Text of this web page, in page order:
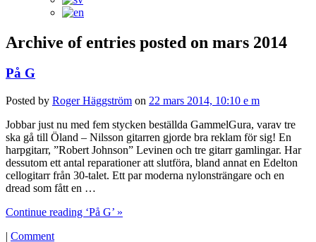
Archive of entries posted on mars 2014
På G
Posted by Roger Häggström on 22 mars 2014, 10:10 e m
Jobbar just nu med fem stycken beställda GammelGura, varav tre
ska gå till Öland – Nilsson gitarren gjorde bra reklam för sig! En
harpgitarr, ”Robert Johnson” Levinen och tre gitarr gamlingar. Har
dessutom ett antal reparationer att slutföra, bland annat en Edelton
cellogitarr från 30-talet. Ett par moderna nylonsträngare och en
dread som fått en …
Continue reading ‘På G’ »
| Comment